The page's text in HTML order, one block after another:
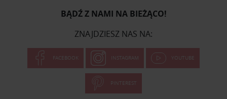
BĄDŹ Z NAMI NA BIEŻĄCO!
ZNAJDZIESZ NAS NA:
FACEBOOK INSTAGRAM YOUTUBE
PINTEREST